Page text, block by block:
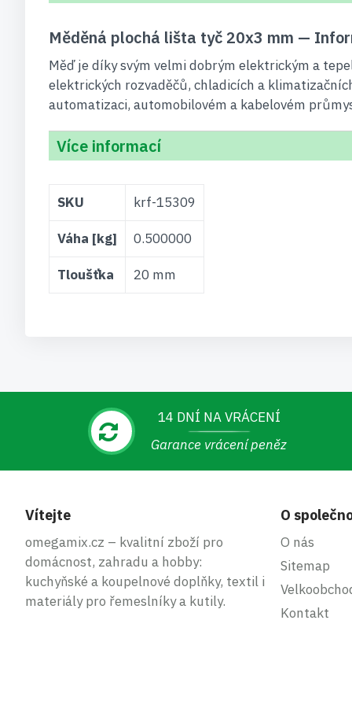
Měděná plochá lišta tyč 20x3 mm —
Měď je díky svým velmi dobrým elektrickým a
elektrických rozvaděčů, chladicích a
automatizaci, automobilovém a kabelovém
Více informací
informací
SKU krf-15309
Váha [kg] 0.500000
Tloušťka 20 mm
14 DNÍ NA VRÁCENÍ
Garance vrácení peněz
Vítejte
omegamix.cz – kvalitní zboží pro
domácnost, zahradu a hobby:
kuchyňské a koupelnové doplňky, textil i
materiály pro řemeslníky a kutily.
O
O nás
Sitemap
Kontakt